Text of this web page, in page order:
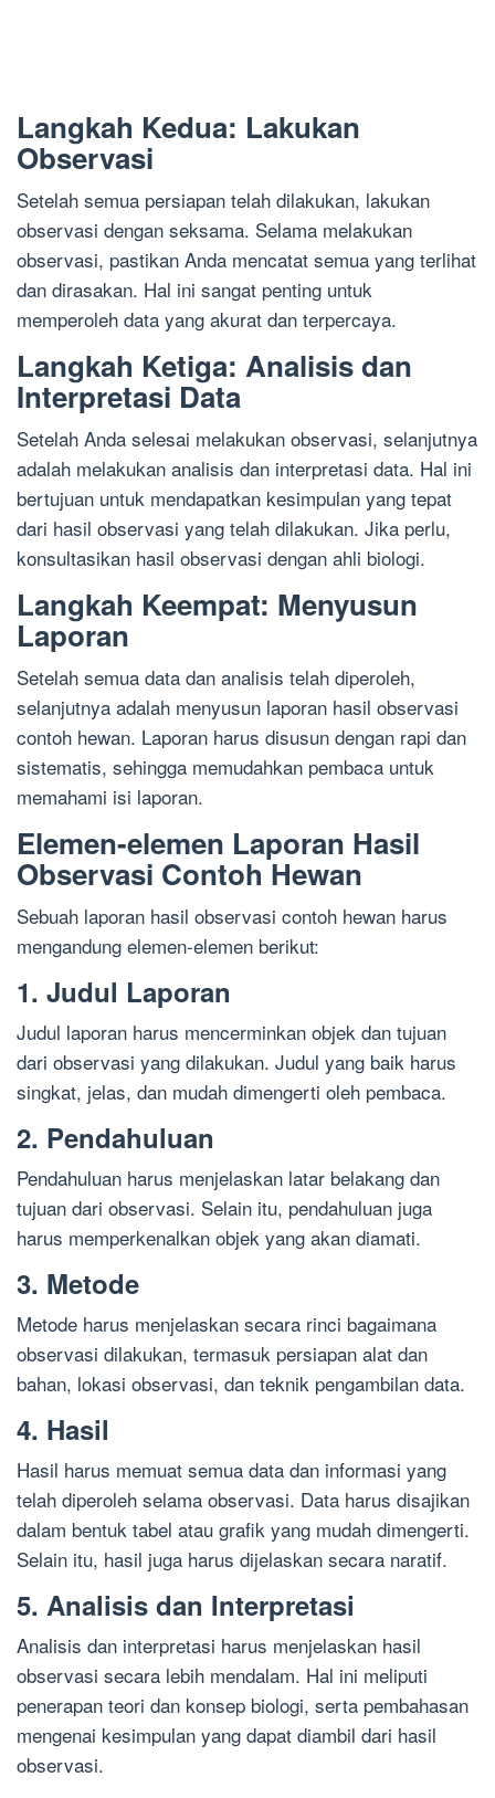
Langkah Kedua: Lakukan
Observasi
Setelah semua persiapan telah dilakukan, lakukan
observasi dengan seksama. Selama melakukan
observasi, pastikan Anda mencatat semua yang terlihat
dan dirasakan. Hal ini sangat penting untuk
memperoleh data yang akurat dan terpercaya.
Langkah Ketiga: Analisis dan
Interpretasi Data
Setelah Anda selesai melakukan observasi, selanjutnya
adalah melakukan analisis dan interpretasi data. Hal ini
bertujuan untuk mendapatkan kesimpulan yang tepat
dari hasil observasi yang telah dilakukan. Jika perlu,
konsultasikan hasil observasi dengan ahli biologi.
Langkah Keempat: Menyusun
Laporan
Setelah semua data dan analisis telah diperoleh,
selanjutnya adalah menyusun laporan hasil observasi
contoh hewan. Laporan harus disusun dengan rapi dan
sistematis, sehingga memudahkan pembaca untuk
memahami isi laporan.
Elemen-elemen Laporan Hasil
Observasi Contoh Hewan
Sebuah laporan hasil observasi contoh hewan harus
mengandung elemen-elemen berikut:
1. Judul Laporan
Judul laporan harus mencerminkan objek dan tujuan
dari observasi yang dilakukan. Judul yang baik harus
singkat, jelas, dan mudah dimengerti oleh pembaca.
2. Pendahuluan
Pendahuluan harus menjelaskan latar belakang dan
tujuan dari observasi. Selain itu, pendahuluan juga
harus memperkenalkan objek yang akan diamati.
3. Metode
Metode harus menjelaskan secara rinci bagaimana
observasi dilakukan, termasuk persiapan alat dan
bahan, lokasi observasi, dan teknik pengambilan data.
4. Hasil
Hasil harus memuat semua data dan informasi yang
telah diperoleh selama observasi. Data harus disajikan
dalam bentuk tabel atau grafik yang mudah dimengerti.
Selain itu, hasil juga harus dijelaskan secara naratif.
5. Analisis dan Interpretasi
Analisis dan interpretasi harus menjelaskan hasil
observasi secara lebih mendalam. Hal ini meliputi
penerapan teori dan konsep biologi, serta pembahasan
mengenai kesimpulan yang dapat diambil dari hasil
observasi.